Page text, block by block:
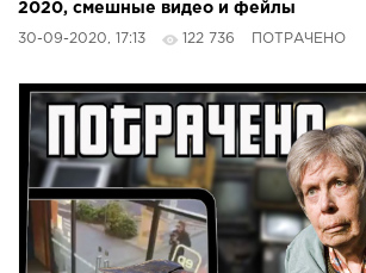
2020, смешные видео и фейлы
30-09-2020, 17:13 122 736 ПОТРАЧЕНО